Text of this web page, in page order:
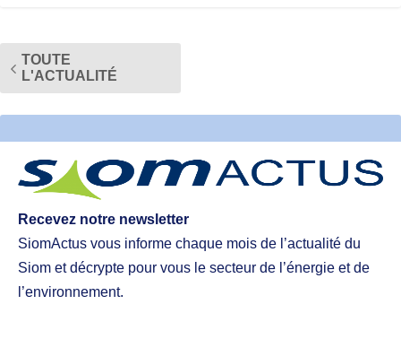
TOUTE
L'ACTUALITÉ
Recevez notre newsletter
SiomActus vous informe chaque mois de l’actualité du
Siom et décrypte pour vous le secteur de l’énergie et de
l’environnement.